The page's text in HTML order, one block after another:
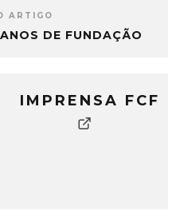
ARTIGO
DE FUNDAÇÃO
IMPRENSA FCF